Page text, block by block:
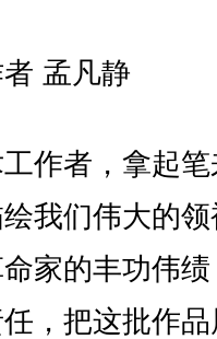
孟凡静
者，拿起笔
我们伟大的
家的丰功伟
，把这批作